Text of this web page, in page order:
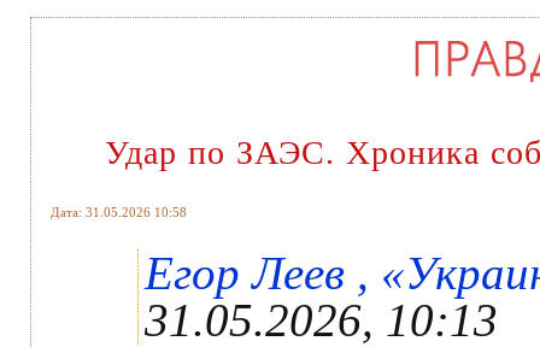
Удар по ЗАЭС. Хроника
Дата: 31.05.2026 10:58
Егор Леев ,
31.05.2026, 10:13